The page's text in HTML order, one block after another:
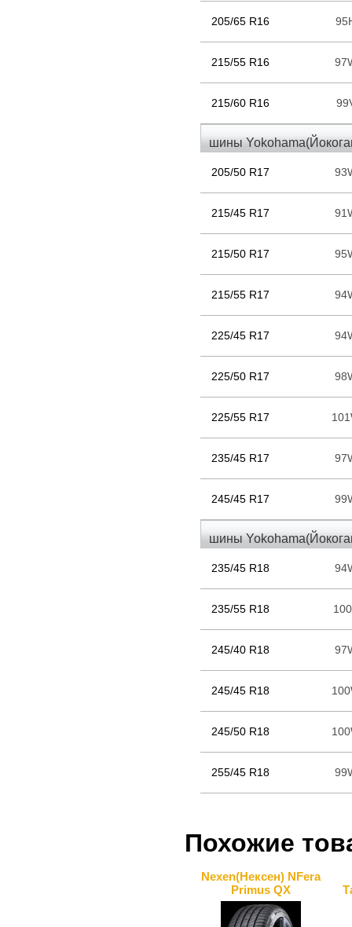
205/65 R16
215/55 R16
215/60 R16
шины
205/50 R17
215/45 R17
215/50 R17
215/55 R17
225/45 R17
225/50 R17
225/55 R17
235/45 R17
245/45 R17
шины
235/45 R18
235/55 R18
245/40 R18
245/45 R18
245/50 R18
255/45 R18
Похожие
Nexen(Нексен) NFera
Primus QX